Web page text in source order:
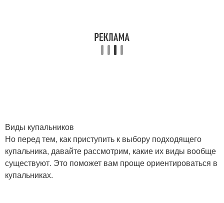
Виды купальников
Но перед тем, как приступить к выбору подходящего
купальника, давайте рассмотрим, какие их виды вообще
существуют. Это поможет вам проще ориентироваться в
купальниках.